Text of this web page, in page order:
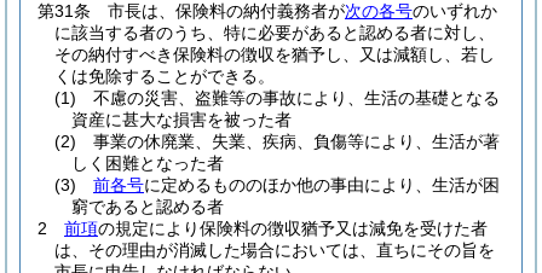
第31条
市長は、保険料の納付義務者が次の各号のいずれか
に該当する者のうち、特に必要があると認める者に対し、
その納付すべき保険料の徴収を猶予し、又は減額し、若し
くは免除することができる。
(1)
不慮の災害、盗難等の事故により、生活の基礎となる
資産に甚大な損害を被った者
(2)
事業の休廃業、失業、疾病、負傷等により、生活が著
しく困難となった者
(3)
前各号に定めるもののほか他の事由により、生活が困
窮であると認める者
2
前項の規定により保険料の徴収猶予又は減免を受けた者
は、その理由が消滅した場合においては、直ちにその旨を